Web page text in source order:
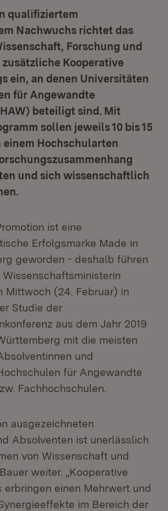
qualifiziertem
Nachwuchs richtet das
Forschung und
zusätzliche Kooperative
ein, an denen Universitäten
für Angewandte
beteiligt sind. Mit
sollen jeweils 10 bis 15
einem Hochschularten
und sich wissenschaftlich
ist eine
Erfolgsmarke Made in
geworden - deshalb führen
Mittwoch (24. Februar) in
Studie der
aus dem Jahr 2019
mit die meisten
und
für Angewandte
Fachhochschulen.
ausgezeichneten
Absolventen ist unerlässlich
von Wissenschaft und
weiter. „Kooperative
erbringen einen Mehrwert und
im Bereich der